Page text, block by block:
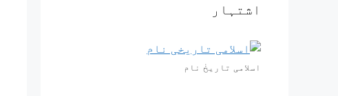
اشتہار
اسلامی تاریخٰ نام